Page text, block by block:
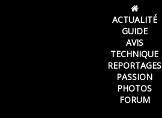
ACTUALITÉ
GUIDE
AVIS
TECHNIQUE
REPORTAGES
PASSION
PHOTOS
FORUM